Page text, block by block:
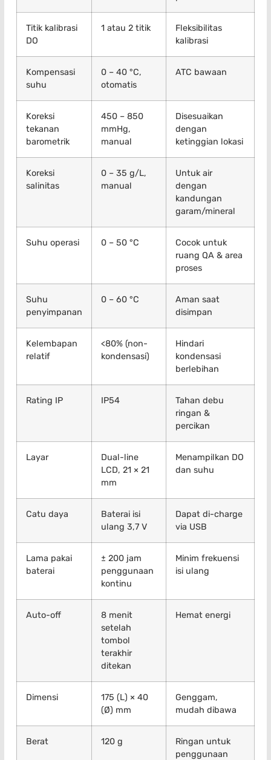
Titik kalibrasi
DO
1 atau 2 titik
Fleksibilitas
kalibrasi
Kompensasi
suhu
0 – 40 °C,
otomatis
ATC bawaan
Koreksi
tekanan
barometrik
450 – 850
mmHg,
manual
Disesuaikan
dengan
ketinggian lokasi
Koreksi
salinitas
0 – 35 g/L,
manual
Untuk air
dengan
kandungan
garam/mineral
Suhu operasi 0 – 50 °C
Cocok untuk
ruang QA & area
proses
Suhu
penyimpanan
0 – 60 °C
Aman saat
disimpan
Kelembapan
relatif
<80% (non-
kondensasi)
Hindari
kondensasi
berlebihan
Rating IP IP54
Tahan debu
ringan &
percikan
Layar
Dual-line
LCD, 21 × 21
mm
Menampilkan DO
dan suhu
Catu daya
Baterai isi
ulang 3,7 V
Dapat di-charge
via USB
Lama pakai
baterai
± 200 jam
penggunaan
kontinu
Minim frekuensi
isi ulang
Auto-off
8 menit
setelah
tombol
terakhir
ditekan
Hemat energi
Dimensi
175 (L) × 40
(Ø) mm
Genggam,
mudah dibawa
Berat 120 g
Ringan untuk
penggunaan